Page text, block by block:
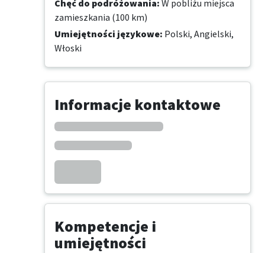
Chęć do podróżowania: W pobliżu miejsca
zamieszkania (100 km)
Umiejętności językowe: Polski, Angielski,
Włoski
Informacje kontaktowe
Kompetencje i
umiejętności